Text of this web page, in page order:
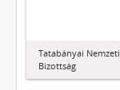
Tatabányai Nemzeti
Bizottság